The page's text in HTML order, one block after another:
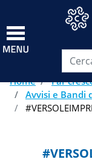
Home
Far
Avvisi e Bandi